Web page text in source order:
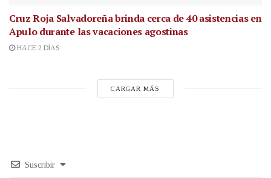
Cruz Roja Salvadoreña brinda cerca de 40 asistencias en
Apulo durante las vacaciones agostinas
HACE 2 DÍAS
CARGAR MÁS
Suscribir